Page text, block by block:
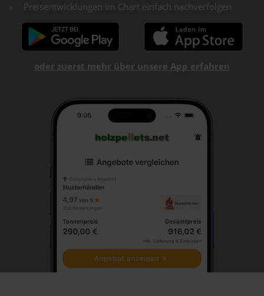
Preisentwicklungen im Chart einfach nachverfolgen
oder zuerst mehr über unsere App erfahren